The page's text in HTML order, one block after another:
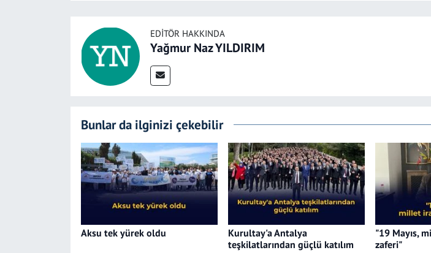
EDITÖR HAKKINDA
Yağmur Naz YILDIRIM
Bunlar da ilginizi çekebilir
Aksu tek yürek oldu
Kurultay'a Antalya
teşkilatlarından güçlü katılım
"19 Mayıs,
zaferi"